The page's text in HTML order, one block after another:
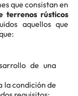
que consistan en
terrenos rústicos
aquellos que
de una
la condición de